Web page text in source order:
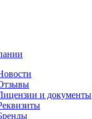
и документы